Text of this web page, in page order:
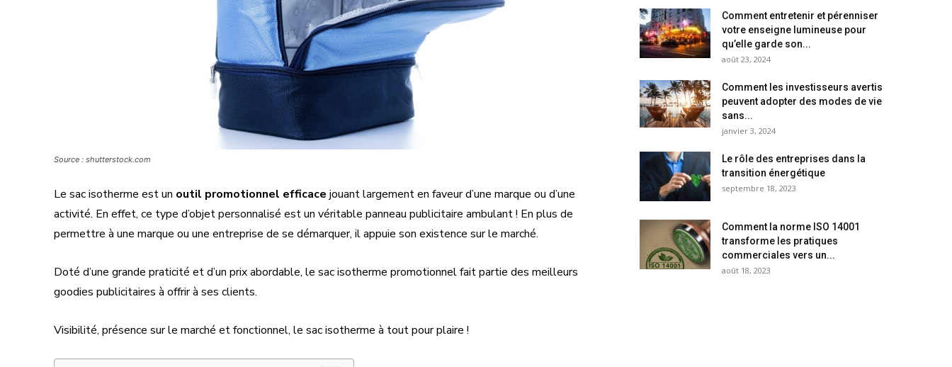
Source : shutterstock.com
Le sac isotherme est un outil promotionnel efficace jouant largement en faveur d’une marque ou d’une
activité. En effet, ce type d’objet personnalisé est un véritable panneau publicitaire ambulant ! En plus de
permettre à une marque ou une entreprise de se démarquer, il appuie son existence sur le marché.
Doté d’une grande praticité et d’un prix abordable, le sac isotherme promotionnel fait partie des meilleurs
goodies publicitaires à offrir à ses clients.
Visibilité, présence sur le marché et fonctionnel, le sac isotherme à tout pour plaire !
Comment entretenir et pérenniser
votre enseigne lumineuse pour
qu’elle garde son...
août 23, 2024
Comment les investisseurs avertis
peuvent adopter des modes de vie
sans...
janvier 3, 2024
Le rôle des entreprises dans la
transition énergétique
septembre 18, 2023
Comment la norme ISO 14001
transforme les pratiques
commerciales vers un...
août 18, 2023